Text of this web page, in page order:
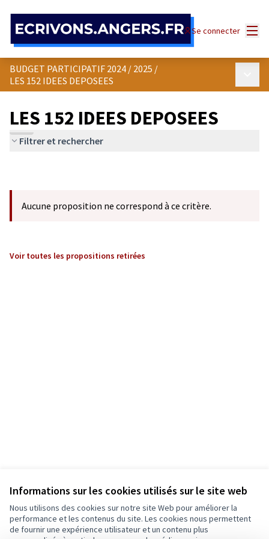
Informations sur les cookies utilisés sur le site web
Nous utilisons des cookies sur notre site Web pour améliorer la
performance et les contenus du site. Les cookies nous permettent
de fournir une expérience utilisateur et un contenu plus
Se connecter
BUDGET PARTICIPATIF 2024 / 2025 /
LES 152 IDEES DEPOSEES
LES 152 IDEES DEPOSEES
Filtrer et rechercher
Aucune proposition ne correspond à ce critère.
Voir toutes les propositions retirées